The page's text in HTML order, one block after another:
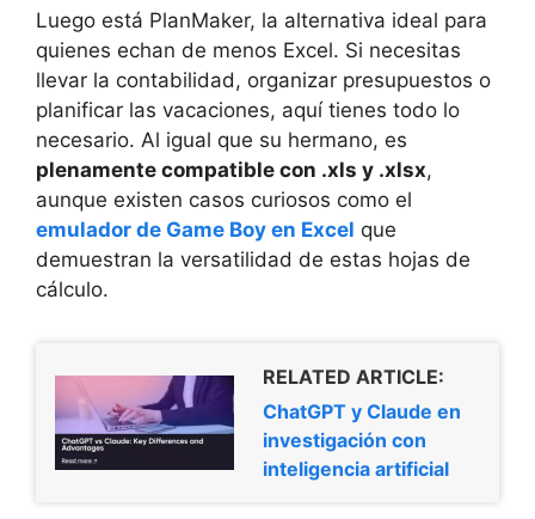
Luego está PlanMaker, la alternativa ideal para
quienes echan de menos Excel. Si necesitas
llevar la contabilidad, organizar presupuestos o
planificar las vacaciones, aquí tienes todo lo
necesario. Al igual que su hermano, es
plenamente compatible con .xls y .xlsx,
aunque existen casos curiosos como el
emulador de Game Boy en Excel que
demuestran la versatilidad de estas hojas de
cálculo.
RELATED ARTICLE:
ChatGPT y Claude en
investigación con
inteligencia artificial